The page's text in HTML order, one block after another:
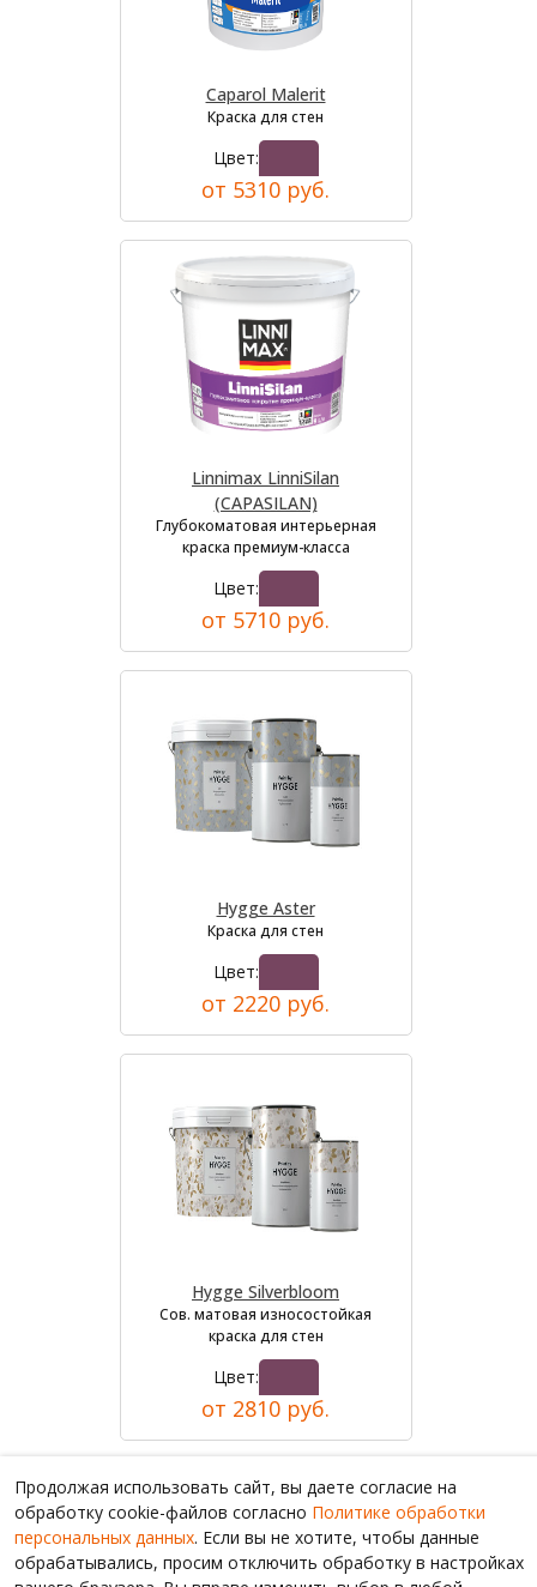
Caparol Malerit
Краска для стен
Цвет:
от 5310 руб.
Linnimax LinniSilan
(CAPASILAN)
Глубокоматовая интерьерная
краска премиум-класса
Цвет:
от 5710 руб.
Hygge Aster
Краска для стен
Цвет:
от 2220 руб.
Hygge Silverbloom
Сов. матовая износостойкая
краска для стен
Цвет:
от 2810 руб.
Продолжая использовать сайт, вы даете согласие на
обработку cookie-файлов согласно Политике обработки
персональных данных. Если вы не хотите, чтобы данные
обрабатывались, просим отключить обработку в настройках